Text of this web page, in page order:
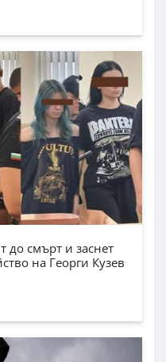
до смърт и заснет
на Георги Кузев